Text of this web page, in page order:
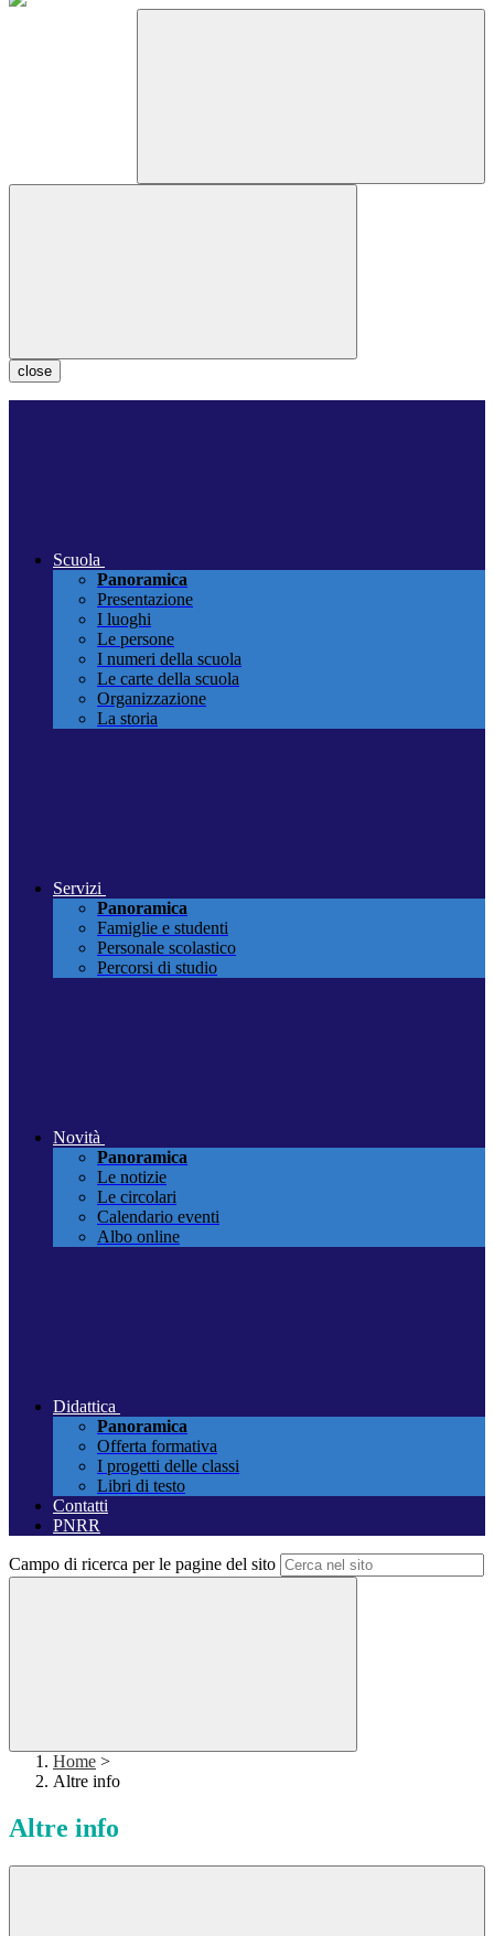
close
Scuola
Panoramica
Presentazione
I luoghi
Le persone
I numeri della scuola
Le carte della scuola
Organizzazione
La storia
Servizi
Panoramica
Famiglie e studenti
Personale scolastico
Percorsi di studio
Novità
Panoramica
Le notizie
Le circolari
Calendario eventi
Albo online
Didattica
Panoramica
Offerta formativa
I progetti delle classi
Libri di testo
Contatti
PNRR
Campo di ricerca per le pagine del sito
Home >
Altre info
Altre info